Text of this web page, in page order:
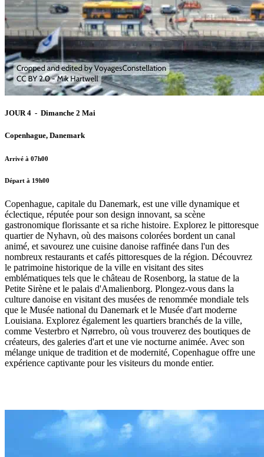
JOUR 4 - Dimanche 2 Mai
Copenhague, Danemark
Arrivé à 07h00
Départ à 19h00
Copenhague, capitale du Danemark, est une ville dynamique et
éclectique, réputée pour son design innovant, sa scène
gastronomique florissante et sa riche histoire. Explorez le pittoresque
quartier de Nyhavn, où des maisons colorées bordent un canal
animé, et savourez une cuisine danoise raffinée dans l'un des
nombreux restaurants et cafés pittoresques de la région. Découvrez
le patrimoine historique de la ville en visitant des sites
emblématiques tels que le château de Rosenborg, la statue de la
Petite Sirène et le palais d'Amalienborg. Plongez-vous dans la
culture danoise en visitant des musées de renommée mondiale tels
que le Musée national du Danemark et le Musée d'art moderne
Louisiana. Explorez également les quartiers branchés de la ville,
comme Vesterbro et Nørrebro, où vous trouverez des boutiques de
créateurs, des galeries d'art et une vie nocturne animée. Avec son
mélange unique de tradition et de modernité, Copenhague offre une
expérience captivante pour les visiteurs du monde entier.